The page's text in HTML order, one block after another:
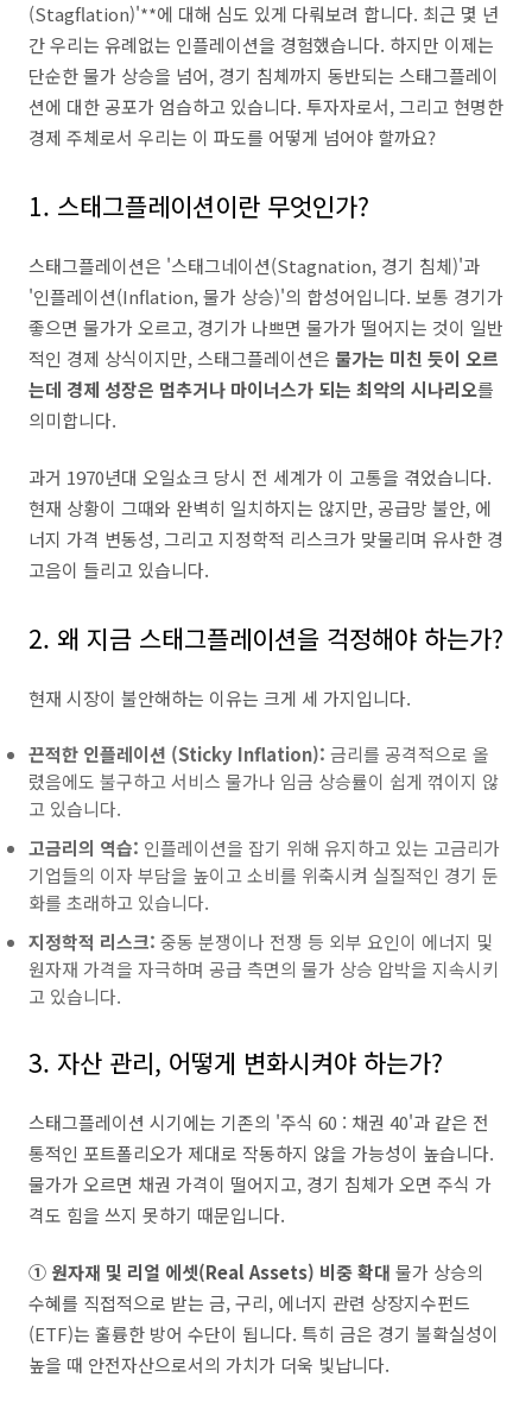
(Stagflation)'**에 대해 심도 있게 다뤄보려 합니다. 최근 몇 년
간 우리는 유례없는 인플레이션을 경험했습니다. 하지만 이제는
단순한 물가 상승을 넘어, 경기 침체까지 동반되는 스태그플레이
션에 대한 공포가 엄습하고 있습니다. 투자자로서, 그리고 현명한
경제 주체로서 우리는 이 파도를 어떻게 넘어야 할까요?
1. 스태그플레이션이란 무엇인가?
스태그플레이션은 '스태그네이션(Stagnation, 경기 침체)'과
'인플레이션(Inflation, 물가 상승)'의 합성어입니다. 보통 경기가
좋으면 물가가 오르고, 경기가 나쁘면 물가가 떨어지는 것이 일반
적인 경제 상식이지만, 스태그플레이션은 물가는 미친 듯이 오르
는데 경제 성장은 멈추거나 마이너스가 되는 최악의 시나리오를
의미합니다.
과거 1970년대 오일쇼크 당시 전 세계가 이 고통을 겪었습니다.
현재 상황이 그때와 완벽히 일치하지는 않지만, 공급망 불안, 에
너지 가격 변동성, 그리고 지정학적 리스크가 맞물리며 유사한 경
고음이 들리고 있습니다.
2. 왜 지금 스태그플레이션을 걱정해야 하는가?
현재 시장이 불안해하는 이유는 크게 세 가지입니다.
끈적한 인플레이션 (Sticky Inflation): 금리를 공격적으로 올
렸음에도 불구하고 서비스 물가나 임금 상승률이 쉽게 꺾이지 않
고 있습니다.
고금리의 역습: 인플레이션을 잡기 위해 유지하고 있는 고금리가
기업들의 이자 부담을 높이고 소비를 위축시켜 실질적인 경기 둔
화를 초래하고 있습니다.
지정학적 리스크: 중동 분쟁이나 전쟁 등 외부 요인이 에너지 및
원자재 가격을 자극하며 공급 측면의 물가 상승 압박을 지속시키
고 있습니다.
3. 자산 관리, 어떻게 변화시켜야 하는가?
스태그플레이션 시기에는 기존의 '주식 60 : 채권 40'과 같은 전
통적인 포트폴리오가 제대로 작동하지 않을 가능성이 높습니다.
물가가 오르면 채권 가격이 떨어지고, 경기 침체가 오면 주식 가
격도 힘을 쓰지 못하기 때문입니다.
① 원자재 및 리얼 에셋(Real Assets) 비중 확대 물가 상승의
수혜를 직접적으로 받는 금, 구리, 에너지 관련 상장지수펀드
(ETF)는 훌륭한 방어 수단이 됩니다. 특히 금은 경기 불확실성이
높을 때 안전자산으로서의 가치가 더욱 빛납니다.